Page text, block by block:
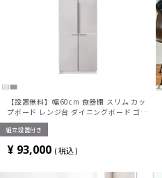
【設置無料】幅60cm 食器棚 スリム カッ
プボード レンジ台 ダイニングボード ゴミ
箱収納 キッチン収納 おしゃれ キッチンボ
ード 引き出し付き 可動棚 両開き扉 シン
組立設置付き
¥ 93,000 税込